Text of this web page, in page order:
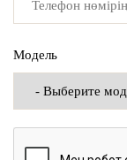
Модель